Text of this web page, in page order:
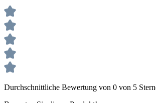
Durchschnittliche Bewertung von 0 von 5